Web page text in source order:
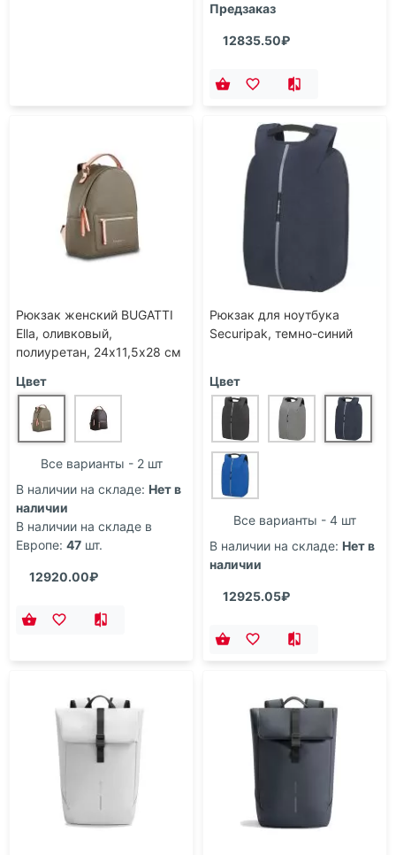
Предзаказ
12835.50₽
Рюкзак женский BUGATTI
Ella, оливковый,
полиуретан, 24х11,5х28 см
Цвет
Все варианты - 2 шт
В наличии на складе: Нет в
наличии
В наличии на складе в
Европе: 47 шт.
12920.00₽
Рюкзак для ноутбука
Securipak, темно-синий
Цвет
Все варианты - 4 шт
В наличии на складе: Нет в
наличии
12925.05₽